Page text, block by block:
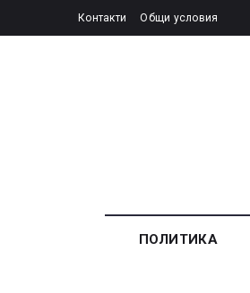
Контакти Общи условия
ПОЛИТИКА